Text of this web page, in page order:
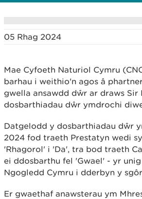
05 Rhag 2024
Mae Cyfoeth Naturiol Cymru
barhau i weithio'n agos â
gwella ansawdd dŵr ar draws
dosbarthiadau dŵr ymdrochi
Datgelodd y dosbarthiadau dŵr
2024 fod traeth Prestatyn wedi
'Rhagorol' i 'Da', tra bod traeth
ei ddosbarthu fel 'Gwael' - yr
Ngogledd Cymru i dderbyn y
Er gwaethaf anawsterau ym